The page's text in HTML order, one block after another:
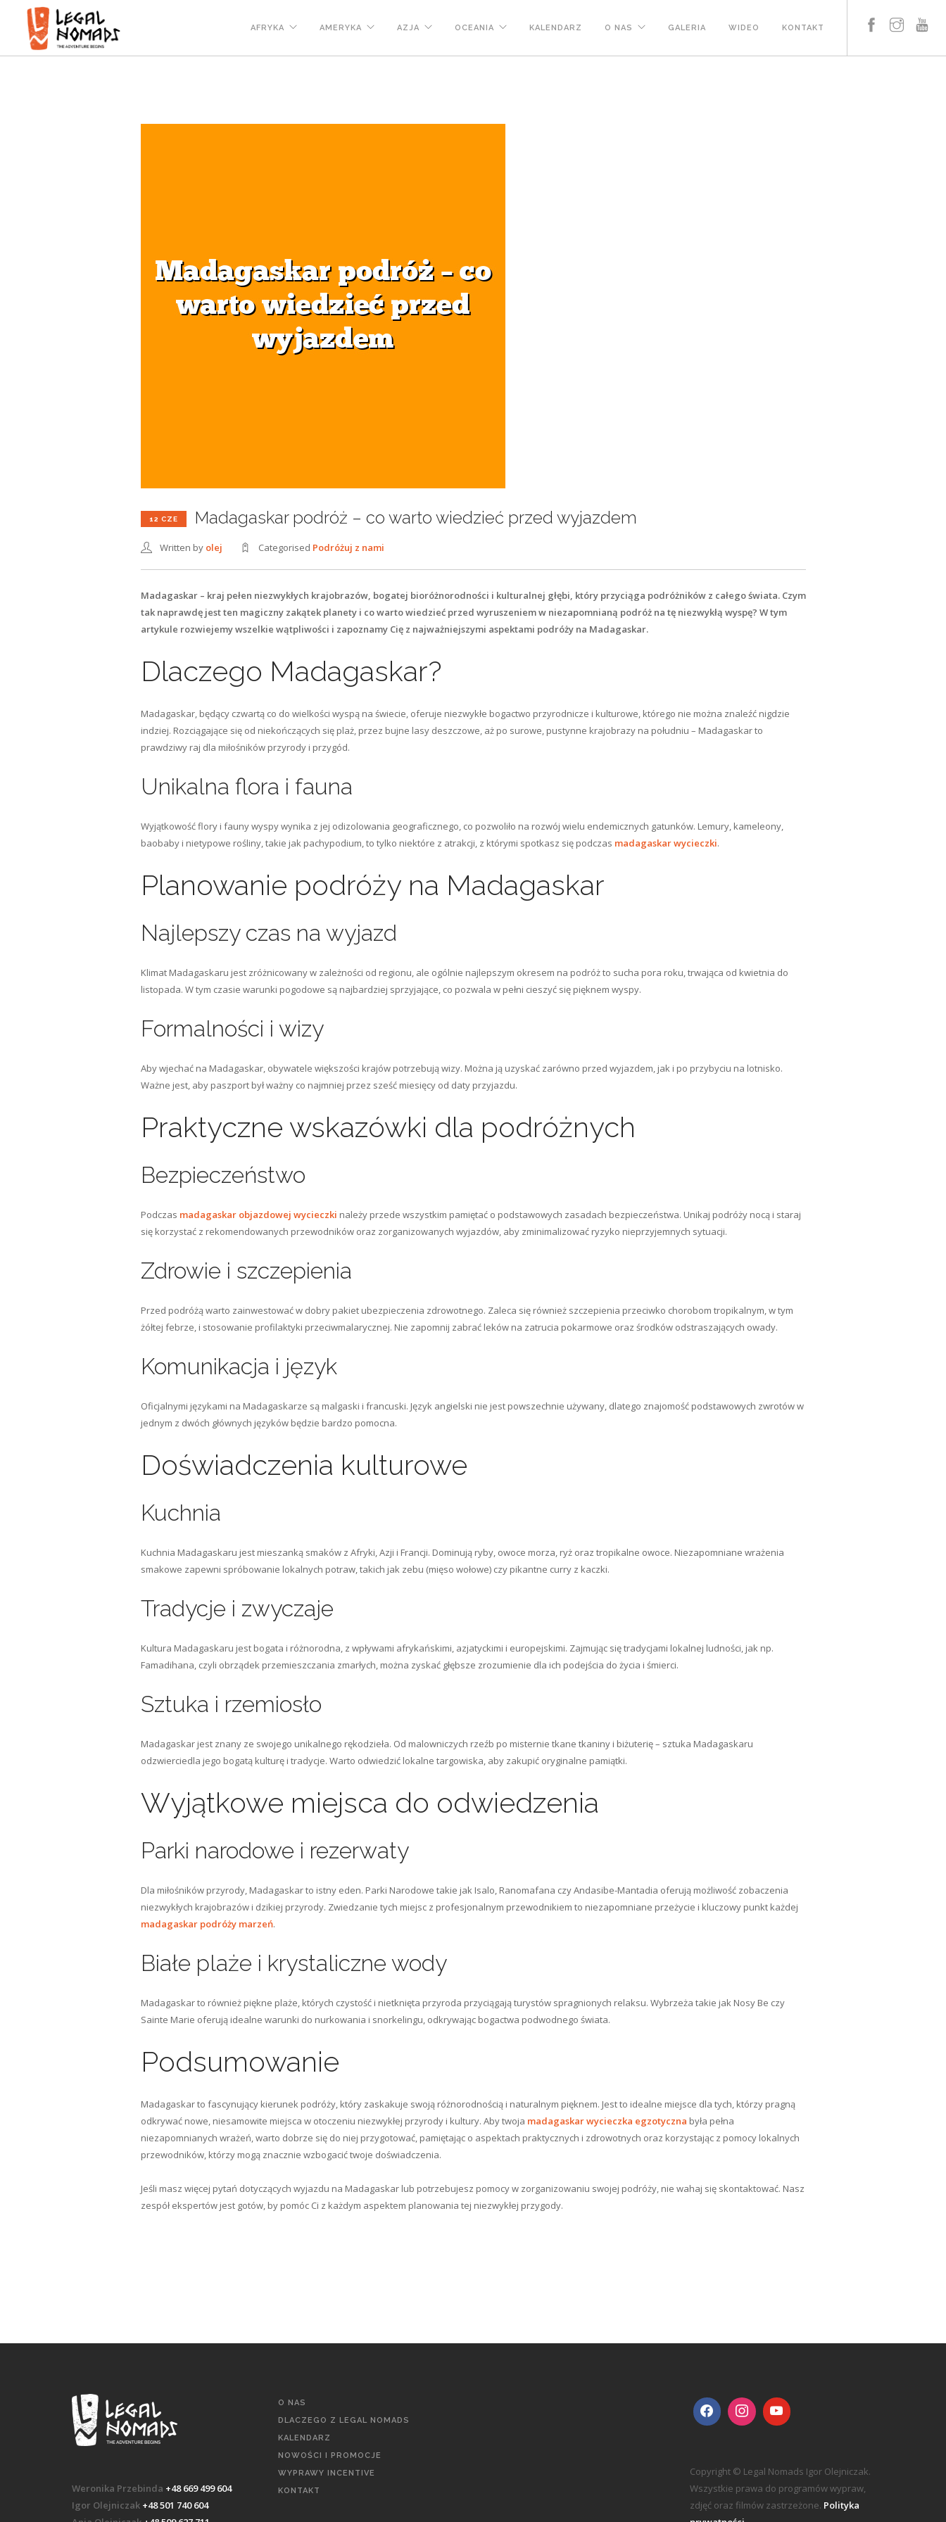
AFRYKA AMERYKA AZJA OCEANIA KALENDARZ O NAS GALERIA WIDEO KONTAKT
12 CZE Madagaskar podróż – co warto wiedzieć przed wyjazdem
Written by olej Categorised Podróżuj z nami
Madagaskar – kraj pełen niezwykłych krajobrazów, bogatej bioróżnorodności i kulturalnej głębi, który przyciąga podróżników z całego świata. Czym
tak naprawdę jest ten magiczny zakątek planety i co warto wiedzieć przed wyruszeniem w niezapomnianą podróż na tę niezwykłą wyspę? W tym
artykule rozwiejemy wszelkie wątpliwości i zapoznamy Cię z najważniejszymi aspektami podróży na Madagaskar.
Dlaczego Madagaskar?
Madagaskar, będący czwartą co do wielkości wyspą na świecie, oferuje niezwykłe bogactwo przyrodnicze i kulturowe, którego nie można znaleźć nigdzie
indziej. Rozciągające się od niekończących się plaż, przez bujne lasy deszczowe, aż po surowe, pustynne krajobrazy na południu – Madagaskar to
prawdziwy raj dla miłośników przyrody i przygód.
Unikalna flora i fauna
Wyjątkowość flory i fauny wyspy wynika z jej odizolowania geograficznego, co pozwoliło na rozwój wielu endemicznych gatunków. Lemury, kameleony,
baobaby i nietypowe rośliny, takie jak pachypodium, to tylko niektóre z atrakcji, z którymi spotkasz się podczas madagaskar wycieczki.
Planowanie podróży na Madagaskar
Najlepszy czas na wyjazd
Klimat Madagaskaru jest zróżnicowany w zależności od regionu, ale ogólnie najlepszym okresem na podróż to sucha pora roku, trwająca od kwietnia do
listopada. W tym czasie warunki pogodowe są najbardziej sprzyjające, co pozwala w pełni cieszyć się pięknem wyspy.
Formalności i wizy
Aby wjechać na Madagaskar, obywatele większości krajów potrzebują wizy. Można ją uzyskać zarówno przed wyjazdem, jak i po przybyciu na lotnisko.
Ważne jest, aby paszport był ważny co najmniej przez sześć miesięcy od daty przyjazdu.
Praktyczne wskazówki dla podróżnych
Bezpieczeństwo
Podczas madagaskar objazdowej wycieczki należy przede wszystkim pamiętać o podstawowych zasadach bezpieczeństwa. Unikaj podróży nocą i staraj
się korzystać z rekomendowanych przewodników oraz zorganizowanych wyjazdów, aby zminimalizować ryzyko nieprzyjemnych sytuacji.
Zdrowie i szczepienia
Przed podróżą warto zainwestować w dobry pakiet ubezpieczenia zdrowotnego. Zaleca się również szczepienia przeciwko chorobom tropikalnym, w tym
żółtej febrze, i stosowanie profilaktyki przeciwmalarycznej. Nie zapomnij zabrać leków na zatrucia pokarmowe oraz środków odstraszających owady.
Komunikacja i język
Oficjalnymi językami na Madagaskarze są malgaski i francuski. Język angielski nie jest powszechnie używany, dlatego znajomość podstawowych zwrotów w
jednym z dwóch głównych języków będzie bardzo pomocna.
Doświadczenia kulturowe
Kuchnia
Kuchnia Madagaskaru jest mieszanką smaków z Afryki, Azji i Francji. Dominują ryby, owoce morza, ryż oraz tropikalne owoce. Niezapomniane wrażenia
smakowe zapewni spróbowanie lokalnych potraw, takich jak zebu (mięso wołowe) czy pikantne curry z kaczki.
Tradycje i zwyczaje
Kultura Madagaskaru jest bogata i różnorodna, z wpływami afrykańskimi, azjatyckimi i europejskimi. Zajmując się tradycjami lokalnej ludności, jak np.
Famadihana, czyli obrządek przemieszczania zmarłych, można zyskać głębsze zrozumienie dla ich podejścia do życia i śmierci.
Sztuka i rzemiosło
Madagaskar jest znany ze swojego unikalnego rękodzieła. Od malowniczych rzeźb po misternie tkane tkaniny i biżuterię – sztuka Madagaskaru
odzwierciedla jego bogatą kulturę i tradycje. Warto odwiedzić lokalne targowiska, aby zakupić oryginalne pamiątki.
Wyjątkowe miejsca do odwiedzenia
Parki narodowe i rezerwaty
Dla miłośników przyrody, Madagaskar to istny eden. Parki Narodowe takie jak Isalo, Ranomafana czy Andasibe-Mantadia oferują możliwość zobaczenia
niezwykłych krajobrazów i dzikiej przyrody. Zwiedzanie tych miejsc z profesjonalnym przewodnikiem to niezapomniane przeżycie i kluczowy punkt każdej
madagaskar podróży marzeń.
Białe plaże i krystaliczne wody
Madagaskar to również piękne plaże, których czystość i nietknięta przyroda przyciągają turystów spragnionych relaksu. Wybrzeża takie jak Nosy Be czy
Sainte Marie oferują idealne warunki do nurkowania i snorkelingu, odkrywając bogactwa podwodnego świata.
Podsumowanie
Madagaskar to fascynujący kierunek podróży, który zaskakuje swoją różnorodnością i naturalnym pięknem. Jest to idealne miejsce dla tych, którzy pragną
odkrywać nowe, niesamowite miejsca w otoczeniu niezwykłej przyrody i kultury. Aby twoja madagaskar wycieczka egzotyczna była pełna
niezapomnianych wrażeń, warto dobrze się do niej przygotować, pamiętając o aspektach praktycznych i zdrowotnych oraz korzystając z pomocy lokalnych
przewodników, którzy mogą znacznie wzbogacić twoje doświadczenia.
Jeśli masz więcej pytań dotyczących wyjazdu na Madagaskar lub potrzebujesz pomocy w zorganizowaniu swojej podróży, nie wahaj się skontaktować. Nasz
zespół ekspertów jest gotów, by pomóc Ci z każdym aspektem planowania tej niezwykłej przygody.
Weronika Przebinda +48 669 499 604
Igor Olejniczak +48 501 740 604
O NAS
DLACZEGO Z LEGAL NOMADS
KALENDARZ
NOWOŚCI I PROMOCJE
WYPRAWY INCENTIVE
KONTAKT
Copyright © Legal Nomads Igor Olejniczak.
Wszystkie prawa do programów wypraw,
zdjęć oraz filmów zastrzeżone. Polityka